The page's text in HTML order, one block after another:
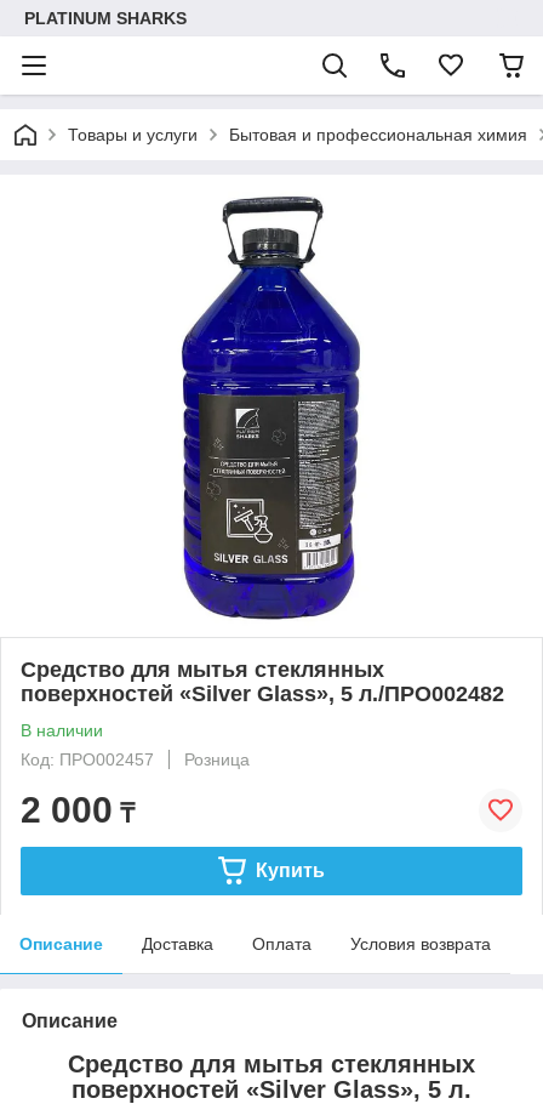
PLATINUM SHARKS
Товары и услуги Бытовая и профессиональная химия
Средство для мытья стеклянных
поверхностей «Silver Glass», 5 л./ПРО002482
В наличии
Код: ПРО002457
Розница
2 000 ₸
Купить
Описание Доставка Оплата Условия возврата
Описание
Средство для мытья стеклянных
поверхностей «Silver Glass», 5 л.